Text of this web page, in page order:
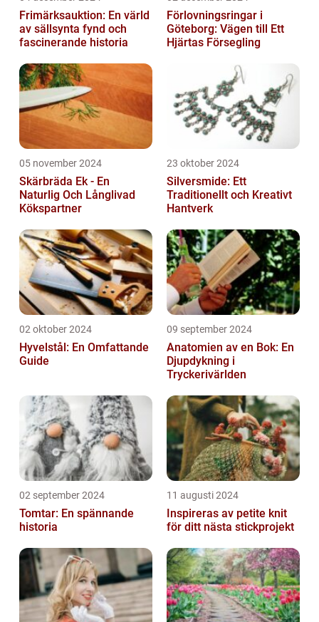
Frimärksauktion: En värld
av sällsynta fynd och
fascinerande historia
Förlovningsringar i
Göteborg: Vägen till Ett
Hjärtas Försegling
05 november 2024
Skärbräda Ek - En
Naturlig Och Långlivad
Kökspartner
23 oktober 2024
Silversmide: Ett
Traditionellt och Kreativt
Hantverk
02 oktober 2024
Hyvelstål: En Omfattande
Guide
09 september 2024
Anatomien av en Bok: En
Djupdykning i
Tryckerivärlden
02 september 2024
Tomtar: En spännande
historia
11 augusti 2024
Inspireras av petite knit
för ditt nästa stickprojekt